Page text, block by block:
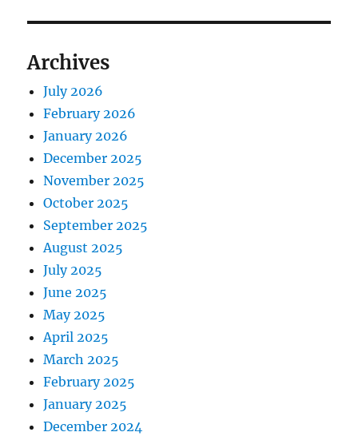
Archives
July 2026
February 2026
January 2026
December 2025
November 2025
October 2025
September 2025
August 2025
July 2025
June 2025
May 2025
April 2025
March 2025
February 2025
January 2025
December 2024